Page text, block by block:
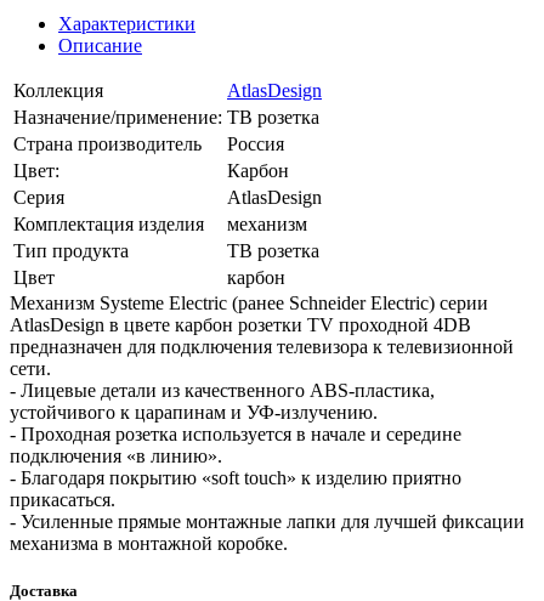
Характеристики
Описание
Коллекция
AtlasDesign
Назначение/применение: ТВ розетка
Страна производитель
Россия
Цвет:
Карбон
Серия
AtlasDesign
Комплектация изделия
механизм
Тип продукта
ТВ розетка
Цвет
карбон
Механизм Systeme Electric (ранее Schneider Electric) серии
AtlasDesign в цвете карбон розетки TV проходной 4DB
предназначен для подключения телевизора к телевизионной
сети.
- Лицевые детали из качественного ABS-пластика,
устойчивого к царапинам и УФ-излучению.
- Проходная розетка используется в начале и середине
подключения «в линию».
- Благодаря покрытию «soft touch» к изделию приятно
прикасаться.
- Усиленные прямые монтажные лапки для лучшей фиксации
механизма в монтажной коробке.
Доставка